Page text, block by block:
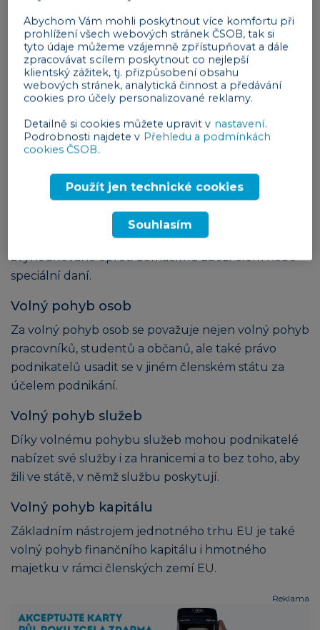
digitální marketing, elektronické obchodování a
telekomunikaci.
Čtyři svobody vnitřního trhu
Základním principem jednotného evropského trhu
volný pohyb osob, volný pohyb služeb a volný
pohyb kapitálu.
Volný pohyb zboží
Volný pohyb zboží znamená, že je možné zboží
prodávat ve všech členských státech EU a zboží
z ostatních členských zemí nemůže být
zvýhodňované oproti domácímu zboží clem nebo
speciální daní.
Volný pohyb osob
Za volný pohyb osob se považuje nejen volný pohyb
pracovníků, studentů a občanů, ale také právo
podnikatelů usadit se v jiném členském státu za
účelem podnikání.
Volný pohyb služeb
Díky volnému pohybu služeb mohou podnikatelé
nabízet své služby i za hranicemi a to bez toho, aby
žili ve státě, v němž službu poskytují.
Volný pohyb kapitálu
Základním nástrojem jednotného trhu EU je také
volný pohyb finančního kapitálu i hmotného
majetku v rámci členských zemí EU.
Reklama
Abychom Vám mohli poskytnout více komfortu při
prohlížení všech webových stránek ČSOB, tak si
tyto údaje můžeme vzájemně zpřístupňovat a dále
zpracovávat s cílem poskytnout co nejlepší
klientský zážitek, tj. přizpůsobení obsahu
webových stránek, analytická činnost a předávání
cookies pro účely personalizované reklamy.
Detailně si cookies můžete upravit v nastavení.
Podrobnosti najdete v Přehledu a podmínkách
cookies ČSOB.
Použít jen technické cookies
Souhlasím